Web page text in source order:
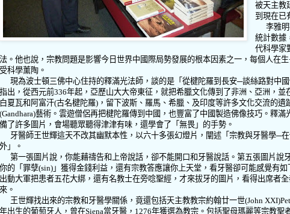
被天主教
到現在已
李雅
統計數據
代科學家
法。他也說，宗教問題是影響今日世界中國際局勢發展的根本因素之一，每個人在
受科學薰陶。
現為波士頓三佛中心住持的釋滿光法師，談的是「從楗陀羅到長安─談絲路對中
指出，從西元前336年起，亞歷山大大帝東征，就把希臘文化傳到了非洲、亞洲，並
白夏瓦和阿富汗(古名楗陀羅) ，留下波斯、羅馬、希臘、及印度等許多文化交流的遺
(Gandhara)藝術。雲遊僧侶再把楗陀羅傳到中國，也豐富了中國製造佛像技巧。釋滿
備了許多圖片，會場聽眾聽得津津有味，還學會了「無畏」的手勢。
牙醫師王世輝這天不改其幽默本性，以六十多張幻燈片，闡述「宗教與牙醫學─
外」。
第一張圖片說，你能藉禱告和上帝說話，卻不能開口和牙醫說話。第五張圖片說
你的「罪孽(sin) 」獲得金錢利益，還有宗教答應讓你上天堂，看牙醫卻可能感覺有
出動大軍把患者五花大綁，還有名教士在旁唸聖經，才來拔牙的圖片，看得出席者
來。
王世輝找出來的宗教和牙醫學關係，竟還包括天主教教宗約翰廿一世(John
年出生的葡萄牙人，曾在Siena當牙醫， 1276年獲選為教宗。包括聖母瑪麗等宗教聖